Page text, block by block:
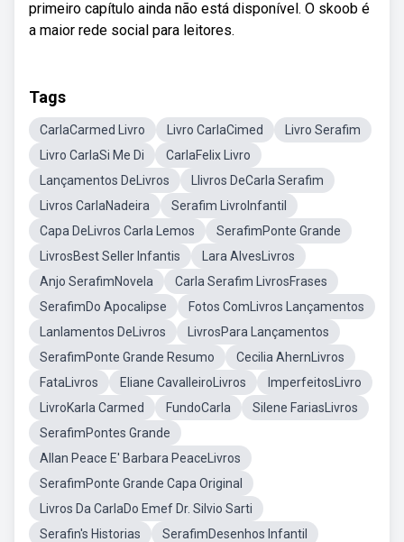
primeiro capítulo ainda não está disponível. O skoob é
a maior rede social para leitores.
Tags
CarlaCarmed Livro Livro CarlaCimed
Livro Serafim
Livro CarlaSi Me Di
CarlaFelix Livro
Lançamentos DeLivros
Llivros DeCarla Serafim
Livros CarlaNadeira
Serafim LivroInfantil
Capa DeLivros Carla Lemos
SerafimPonte Grande
LivrosBest Seller Infantis
Lara AlvesLivros
Anjo SerafimNovela
Carla Serafim LivrosFrases
SerafimDo Apocalipse
Fotos ComLivros Lançamentos
Lanlamentos DeLivros
LivrosPara Lançamentos
SerafimPonte Grande Resumo
Cecilia AhernLivros
FataLivros
Eliane CavalleiroLivros
ImperfeitosLivro
LivroKarla Carmed
FundoCarla
Silene FariasLivros
SerafimPontes Grande
Allan Peace E' Barbara PeaceLivros
SerafimPonte Grande Capa Original
Livros Da CarlaDo Emef Dr. Silvio Sarti
Serafin's Historias
SerafimDesenhos Infantil